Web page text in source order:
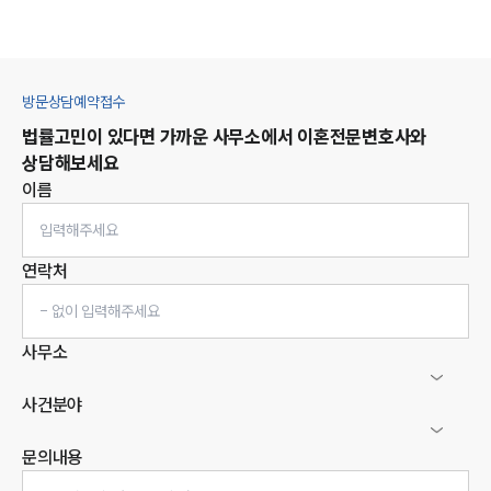
방문상담예약접수
법률고민이 있다면 가까운 사무소에서 이혼전문변호사와
상담해보세요
이름
연락처
사무소
사건분야
문의내용